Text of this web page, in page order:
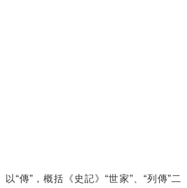
以“傳”，概括《史記》“世家”、“列傳”二